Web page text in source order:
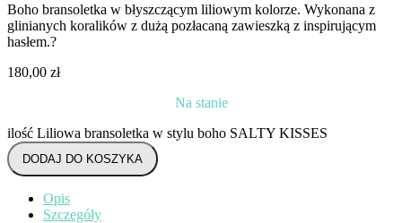
Boho bransoletka w błyszczącym liliowym kolorze. Wykonana z
glinianych koralików z dużą pozłacaną zawieszką z inspirującym
hasłem.?
180,00 zł
Na stanie
ilość Liliowa bransoletka w stylu boho SALTY KISSES
DODAJ DO KOSZYKA
Opis
Szczegóły